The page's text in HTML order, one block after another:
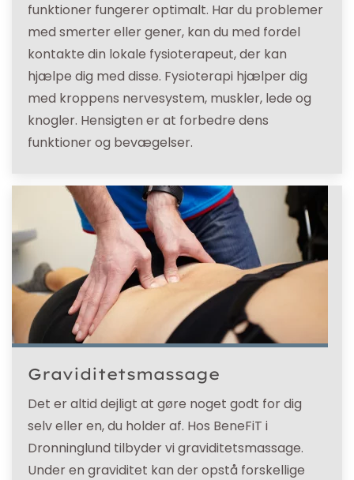
funktioner fungerer optimalt. Har du problemer
med smerter eller gener, kan du med fordel
kontakte din lokale fysioterapeut, der kan
hjælpe dig med disse. Fysioterapi hjælper dig
med kroppens nervesystem, muskler, lede og
knogler. Hensigten er at forbedre dens
funktioner og bevægelser.
Graviditetsmassage
Det er altid dejligt at gøre noget godt for dig
selv eller en, du holder af. Hos BeneFiT i
Dronninglund tilbyder vi graviditetsmassage.
Under en graviditet kan der opstå forskellige